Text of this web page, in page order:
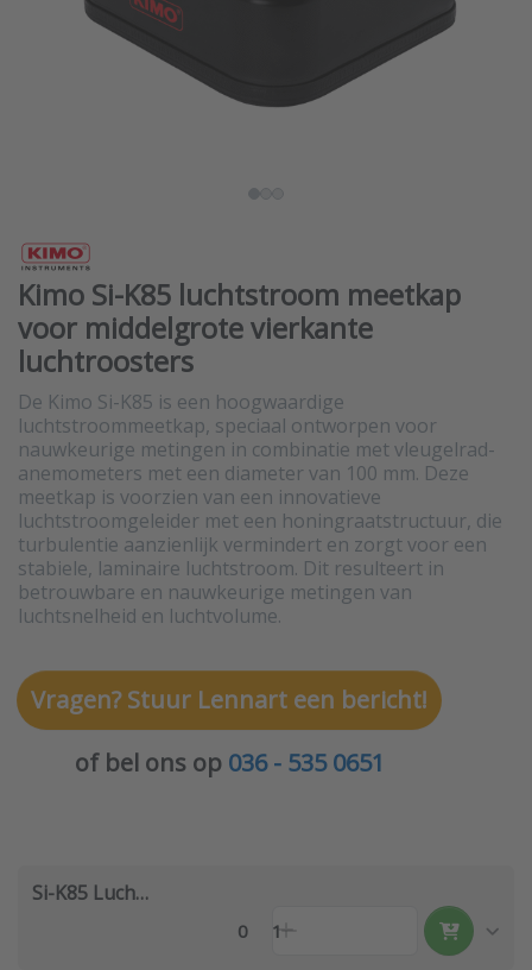
Kimo Si-K85 luchtstroom meetkap
voor middelgrote vierkante
luchtroosters
De Kimo Si-K85 is een hoogwaardige
luchtstroommeetkap, speciaal ontworpen voor
nauwkeurige metingen in combinatie met vleugelrad-
anemometers met een diameter van 100 mm. Deze
meetkap is voorzien van een innovatieve
luchtstroomgeleider met een honingraatstructuur, die
turbulentie aanzienlijk vermindert en zorgt voor een
stabiele, laminaire luchtstroom. Dit resulteert in
betrouwbare en nauwkeurige metingen van
luchtsnelheid en luchtvolume.
Vragen? Stuur Lennart een bericht!
of bel ons op 036 - 535 0651
Si-K85 Luchtsnelheids cone
0 1